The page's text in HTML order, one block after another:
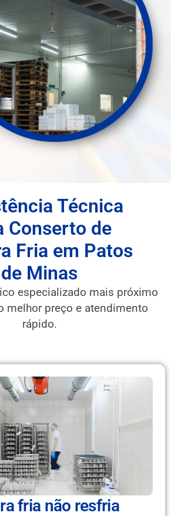
Técnica
Conserto de
Fria em Patos
de Minas
especializado mais próximo
melhor preço e atendimento
rápido.
fria não resfria